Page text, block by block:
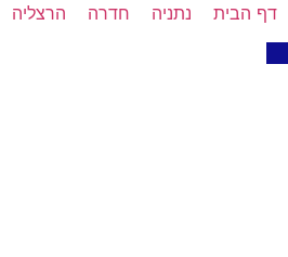
דף הבית נתניה חדרה הרצליה